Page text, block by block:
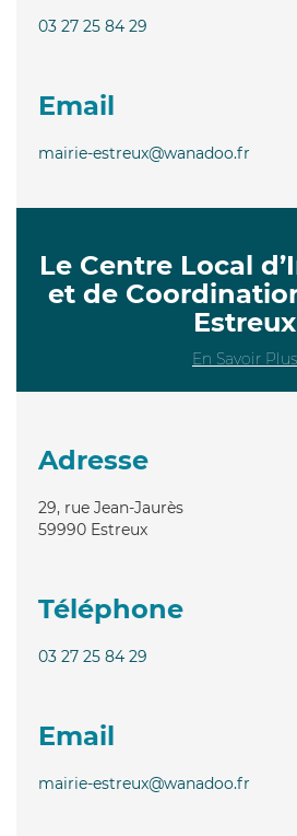
03 27 25 84 29
Email
mairie-estreux@wanadoo.fr
Le Centre Local
et de
Estreux
En Savoir Plus
Adresse
29, rue Jean-Jaurès
59990 Estreux
Téléphone
03 27 25 84 29
Email
mairie-estreux@wanadoo.fr